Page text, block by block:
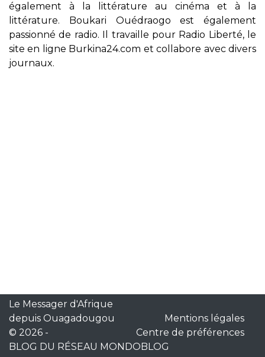
également à la littérature au cinéma et à la
littérature. Boukari Ouédraogo est également
passionné de radio. Il travaille pour Radio Liberté, le
site en ligne Burkina24.com et collabore avec divers
journaux.
Le Messager d'Afrique
depuis Ouagadougou
© 2026 -
BLOG DU RÉSEAU MONDOBLOG
Mentions légales
Centre de préférences